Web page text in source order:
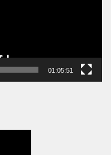
01:05:51